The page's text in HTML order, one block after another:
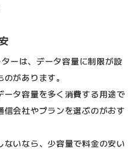
ーは、データ容量に制限が設
があります。
タ容量を多く消費する用途で
会社やプランを選ぶのがおす
いなら、少容量で料金の安い